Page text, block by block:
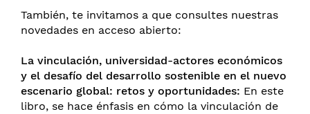
También, te invitamos a que consultes nuestras
novedades en acceso abierto:
La vinculación, universidad-actores económicos
y el desafío del desarrollo sostenible en el nuevo
escenario global: retos y oportunidades: En este
libro, se hace énfasis en cómo la vinculación de